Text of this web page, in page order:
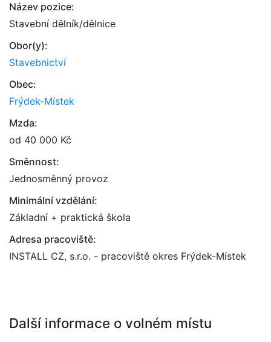
Název pozice:
Stavební dělník/dělnice
Obor(y):
Stavebnictví
Obec:
Frýdek-Místek
Mzda:
od 40 000 Kč
Směnnost:
Jednosměnný provoz
Minimální vzdělání:
Základní + praktická škola
Adresa pracoviště:
INSTALL CZ, s.r.o. - pracoviště okres Frýdek-Místek
Další informace o volném místu